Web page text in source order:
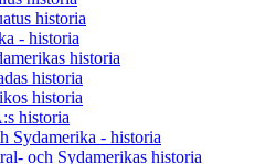
historia
- historia
historia
historia
historia
historia
Sydamerika - historia
och Sydamerikas historia